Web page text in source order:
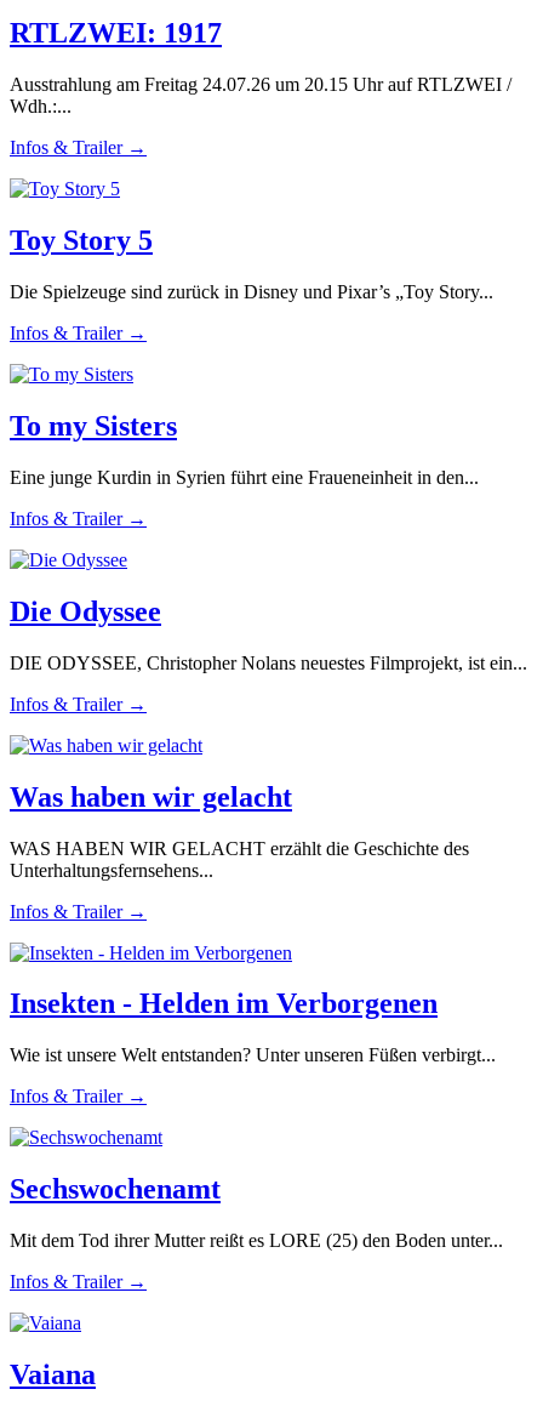
RTLZWEI: 1917
Ausstrahlung am Freitag 24.07.26 um 20.15 Uhr auf RTLZWEI /
Wdh.:...
Infos & Trailer →
Toy Story 5
Die Spielzeuge sind zurück in Disney und Pixar’s „Toy Story...
Infos & Trailer →
To my Sisters
Eine junge Kurdin in Syrien führt eine Fraueneinheit in den...
Infos & Trailer →
Die Odyssee
DIE ODYSSEE, Christopher Nolans neuestes Filmprojekt, ist ein...
Infos & Trailer →
Was haben wir gelacht
WAS HABEN WIR GELACHT erzählt die Geschichte des
Unterhaltungsfernsehens...
Infos & Trailer →
Insekten - Helden im Verborgenen
Wie ist unsere Welt entstanden? Unter unseren Füßen verbirgt...
Infos & Trailer →
Sechswochenamt
Mit dem Tod ihrer Mutter reißt es LORE (25) den Boden unter...
Infos & Trailer →
Vaiana